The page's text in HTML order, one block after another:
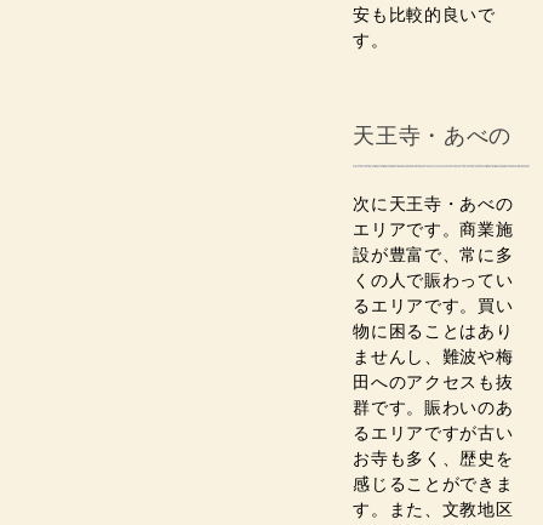
安も比較的良いで
す。
天王寺・あべの
次に天王寺・あべの
エリアです。商業施
設が豊富で、常に多
くの人で賑わってい
るエリアです。買い
物に困ることはあり
ませんし、難波や梅
田へのアクセスも抜
群です。賑わいのあ
るエリアですが古い
お寺も多く、歴史を
感じることができま
す。また、文教地区